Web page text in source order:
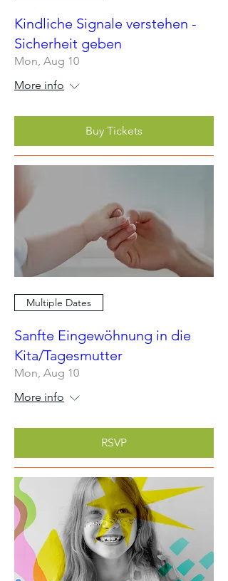
Kindliche Signale verstehen -
Sicherheit geben
Mon, Aug 10
More info
Buy Tickets
Multiple Dates
Sanfte Eingewöhnung in die
Kita/Tagesmutter
Mon, Aug 10
More info
RSVP